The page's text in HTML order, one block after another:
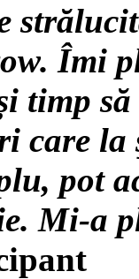
Îmi
timp
care la
pot
Mi-a